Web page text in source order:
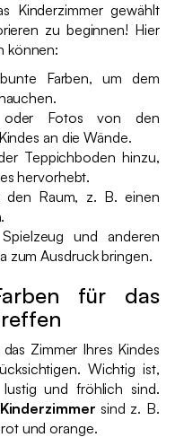
Kinderzimmer gewählt
zu beginnen! Hier
können:
Farben, um dem
oder Fotos von den
an die Wände.
Teppichboden hinzu,
hervorhebt.
den Raum, z. B. einen
und anderen
zum Ausdruck bringen.
für das
Zimmer Ihres Kindes
Wichtig ist,
lustig und fröhlich sind.
sind z. B.
und orange.